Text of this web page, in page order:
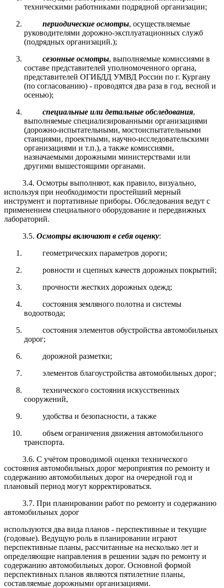
техническими работниками подрядной организации;
периодические осмотры, осуществляемые
руководителями дорожно-эксплуатационных служб
(подрядных организаций.);
сезонные осмотры, выполняемые комиссиями в
составе представителей уполномоченного органа,
представителей ОГИБДД УМВД России по г. Кургану
(по согласованию) - проводятся два раза в год, весной и
осенью);
специальные или детальные обследования,
выполняемые специализированными организациями
(дорожно-испытательными, мостоиспытательными
станциями, проектными, научно-исследовательскими
организациями и т.п.), а также комиссиями,
назначаемыми дорожными министерствами или
другими вышестоящими органами.
3.4. Осмотры выполняют, как правило, визуально,
используя при необходимости простейший мерный
инструмент и портативные приборы. Обследования ведут с
применением специального оборудование и передвижных
лабораторий.
3.5.Осмотры включают в себя оценку:
геометрических параметров дороги;
ровности и сцепных качеств дорожных покрытий;
прочности жестких дорожных одежд;
состояния земляного полотна и системы
водоотвода;
состояния элементов обустройства автомобильных
дорог;
дорожной разметки;
элементов благоустройства автомобильных дорог;
технического состояния искусственных
сооружений,
удобства и безопасности, а также
объем ограничения движения автомобильного
транспорта.
3.6. С учётом проводимой оценки технического
состояния автомобильных дорог мероприятия по ремонту и
содержанию автомобильных дорог на очередной год и
плановый период могут корректироваться.
3.7. При планировании работ по ремонту и содержанию
автомобильных дорог
используются два вида планов - перспективные и текущие
(годовые). Ведущую роль в планировании играют
перспективные планы, рассчитанные на несколько лет и
определяющие направления в решении задач по ремонту и
содержанию автомобильных дорог. Основной формой
перспективных планов являются пятилетние планы,
составляемые дорожными организациями.